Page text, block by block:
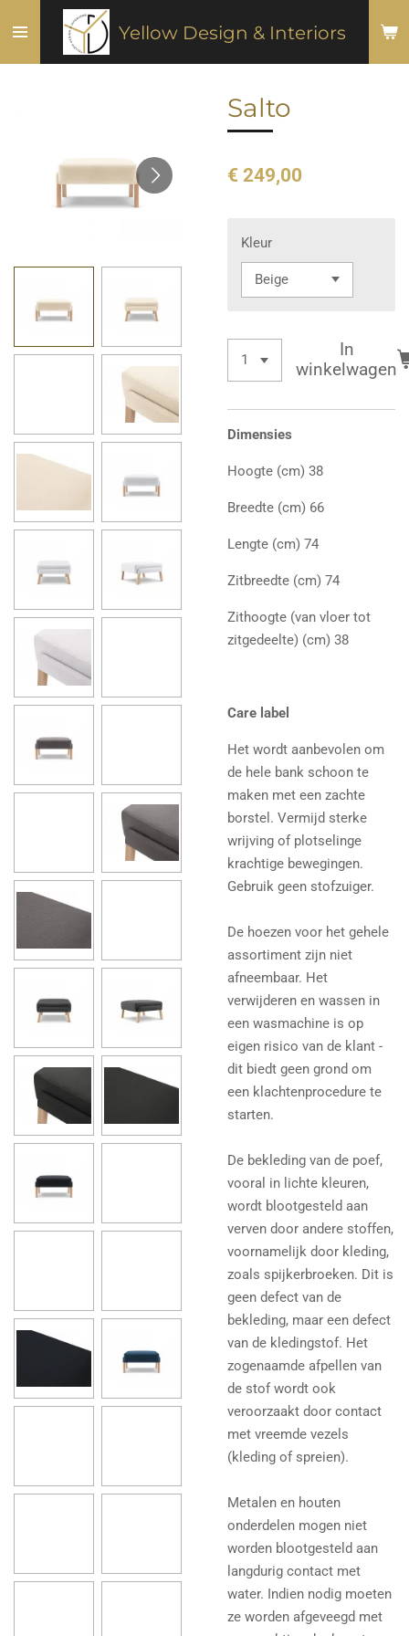
direct
naar
Yellow Design & Interiors
Salto
€ 249,00
Kleur
In
winkelwagen
Dimensies
Hoogte (cm) 38
Breedte (cm) 66
Lengte (cm) 74
Zitbreedte (cm) 74
Zithoogte (van vloer tot
zitgedeelte) (cm) 38
Care label
Het wordt aanbevolen om
de hele bank schoon te
maken met een zachte
borstel. Vermijd sterke
wrijving of plotselinge
krachtige bewegingen.
Gebruik geen stofzuiger.
De hoezen voor het gehele
assortiment zijn niet
afneembaar. Het
verwijderen en wassen in
een wasmachine is op
eigen risico van de klant -
dit biedt geen grond om
een ​​klachtenprocedure te
starten.
De bekleding van de poef,
vooral in lichte kleuren,
wordt blootgesteld aan
verven door andere stoffen,
voornamelijk door kleding,
zoals spijkerbroeken. Dit is
geen defect van de
bekleding, maar een defect
van de kledingstof. Het
zogenaamde afpellen van
de stof wordt ook
veroorzaakt door contact
met vreemde vezels
(kleding of spreien).
Metalen en houten
onderdelen mogen niet
worden blootgesteld aan
langdurig contact met
water. Indien nodig moeten
ze worden afgeveegd met